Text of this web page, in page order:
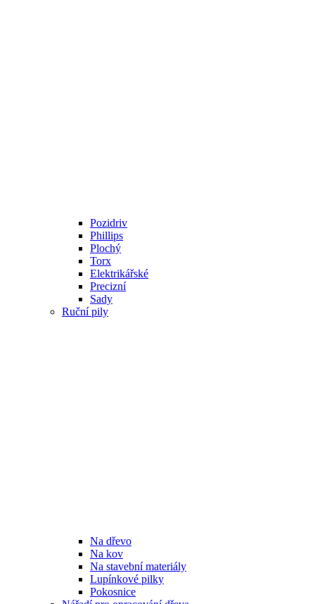
Pozidriv
Phillips
Plochý
Torx
Elektrikářské
Precizní
Sady
Ruční pily
Na dřevo
Na kov
Na stavební materiály
Lupínkové pilky
Pokosnice